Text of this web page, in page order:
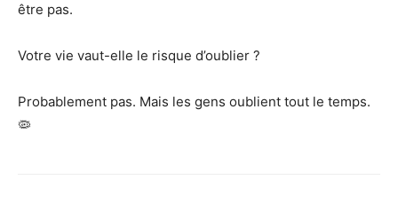
être pas.
Votre vie vaut-elle le risque d’oublier ?
Probablement pas. Mais les gens oublient tout le temps.
🦠